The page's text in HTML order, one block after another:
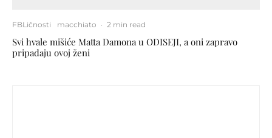
FBLičnosti macchiato · 2 min read
Svi hvale mišiće Matta Damona u ODISEJI, a oni zapravo
pripadaju ovoj ženi